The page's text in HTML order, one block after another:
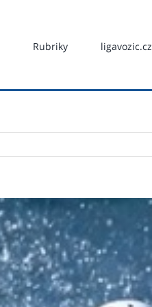
Rubriky ligavozic.cz